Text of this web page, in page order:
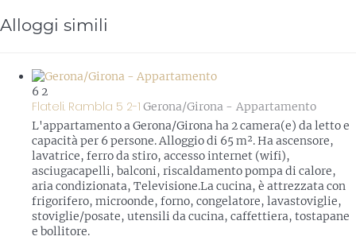
Alloggi simili
6 2
Flateli. Rambla 5 2-1 Gerona/Girona - Appartamento
L'appartamento a Gerona/Girona ha 2 camera(e) da letto e
capacità per 6 persone. Alloggio di 65 m². Ha ascensore,
lavatrice, ferro da stiro, accesso internet (wifi),
asciugacapelli, balconi, riscaldamento pompa di calore,
aria condizionata, Televisione.La cucina, è attrezzata con
frigorifero, microonde, forno, congelatore, lavastoviglie,
stoviglie/posate, utensili da cucina, caffettiera, tostapane
e bollitore.